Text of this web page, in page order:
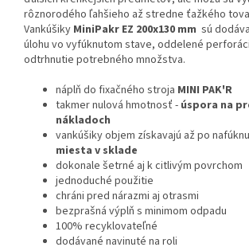
rôznorodého ľahšieho až stredne ťažkého
Vankúšiky MiniPakr EZ 200x130 mm sú
úlohu vo vyfúknutom stave, oddelené
odtrhnutie potrebného množstva.
náplň do fixačného stroja MINI PAK'R
takmer nulová hmotnosť - úspora na
nákladoch
vankúšiky objem získavajú až po
miesta v sklade
dokonale šetrné aj k citlivým povrchom
jednoduché použitie
chráni pred nárazmi aj otrasmi
bezprašná výplň s minimom odpadu
100% recyklovateľné
dodávané navinuté na roli